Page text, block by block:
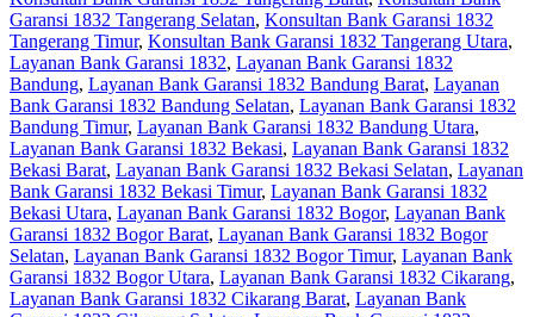
Garansi 1832 Tangerang Selatan, Konsultan Bank Garansi 1832
Tangerang Timur, Konsultan Bank Garansi 1832 Tangerang Utara,
Layanan Bank Garansi 1832, Layanan Bank Garansi 1832
Bandung, Layanan Bank Garansi 1832 Bandung Barat, Layanan
Bank Garansi 1832 Bandung Selatan, Layanan Bank Garansi 1832
Bandung Timur, Layanan Bank Garansi 1832 Bandung Utara,
Layanan Bank Garansi 1832 Bekasi, Layanan Bank Garansi 1832
Bekasi Barat, Layanan Bank Garansi 1832 Bekasi Selatan, Layanan
Bank Garansi 1832 Bekasi Timur, Layanan Bank Garansi 1832
Bekasi Utara, Layanan Bank Garansi 1832 Bogor, Layanan Bank
Garansi 1832 Bogor Barat, Layanan Bank Garansi 1832 Bogor
Selatan, Layanan Bank Garansi 1832 Bogor Timur, Layanan Bank
Garansi 1832 Bogor Utara, Layanan Bank Garansi 1832 Cikarang,
Layanan Bank Garansi 1832 Cikarang Barat, Layanan Bank